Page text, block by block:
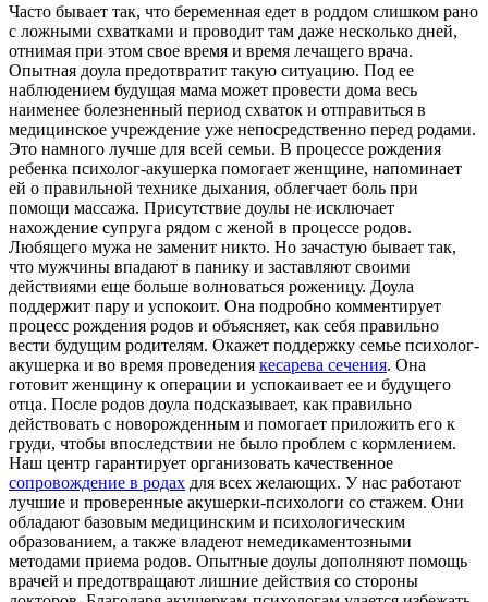
Часто бывает так, что беременная едет в роддом слишком рано
с ложными схватками и проводит там даже несколько дней,
отнимая при этом свое время и время лечащего врача.
Опытная доула предотвратит такую ситуацию. Под ее
наблюдением будущая мама может провести дома весь
наименее болезненный период схваток и отправиться в
медицинское учреждение уже непосредственно перед родами.
Это намного лучше для всей семьи. В процессе рождения
ребенка психолог-акушерка помогает женщине, напоминает
ей о правильной технике дыхания, облегчает боль при
помощи массажа. Присутствие доулы не исключает
нахождение супруга рядом с женой в процессе родов.
Любящего мужа не заменит никто. Но зачастую бывает так,
что мужчины впадают в панику и заставляют своими
действиями еще больше волноваться роженицу. Доула
поддержит пару и успокоит. Она подробно комментирует
процесс рождения родов и объясняет, как себя правильно
вести будущим родителям. Окажет поддержку семье психолог-
акушерка и во время проведения кесарева сечения. Она
готовит женщину к операции и успокаивает ее и будущего
отца. После родов доула подсказывает, как правильно
действовать с новорожденным и помогает приложить его к
груди, чтобы впоследствии не было проблем с кормлением.
Наш центр гарантирует организовать качественное
сопровождение в родах для всех желающих. У нас работают
лучшие и проверенные акушерки-психологи со стажем. Они
обладают базовым медицинским и психологическим
образованием, а также владеют немедикаментозными
методами приема родов. Опытные доулы дополняют помощь
врачей и предотвращают лишние действия со стороны